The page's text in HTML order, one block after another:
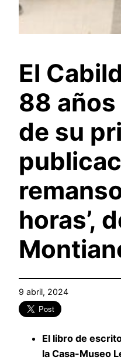
El
88
de su
horas’,
9 abril, 2024
El libro de
la Casa-Museo